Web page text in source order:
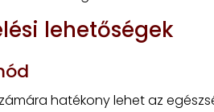
lehetőségek
hatékony lehet az